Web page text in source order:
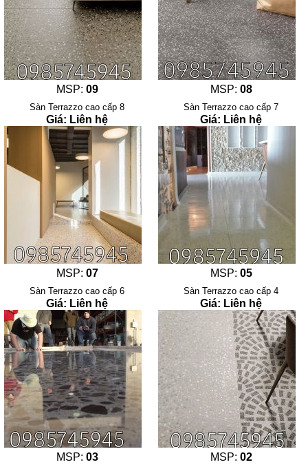
MSP: 09
Sàn Terrazzo cao cấp 8
Giá: Liên hệ
MSP: 08
Sàn Terrazzo cao cấp 7
Giá: Liên hệ
MSP: 07
Sàn Terrazzo cao cấp 6
Giá: Liên hệ
MSP: 05
Sàn Terrazzo cao cấp 4
Giá: Liên hệ
MSP: 03 MSP: 02